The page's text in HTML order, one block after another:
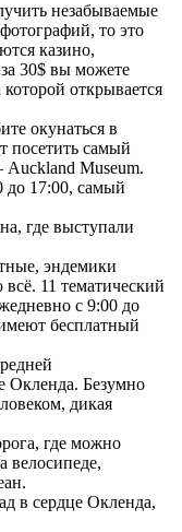
незабываемые
то это
казино,
30$ вы можете
открывается
окунаться в
посетить самый
Museum.
до 17:00, самый
где выступали
эндемики
11 тематический
с 9:00 до
бесплатный
Окленда. Безумно
дикая
где можно
велосипеде,
в сердце Окленда,